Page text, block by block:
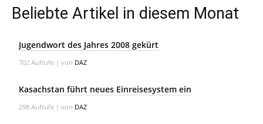
Beliebte Artikel in diesem Monat
Jugendwort des Jahres 2008 gekürt
702 Aufrufe | von DAZ
Kasachstan führt neues Einreisesystem ein
298 Aufrufe | von DAZ